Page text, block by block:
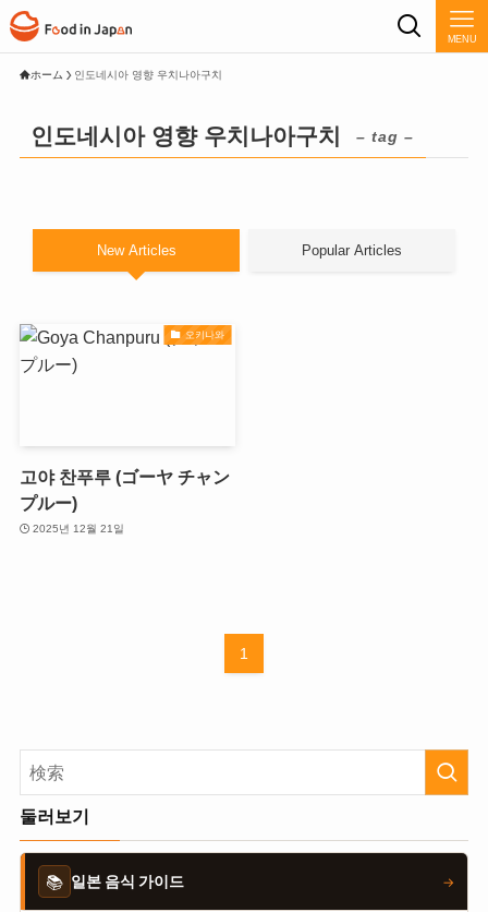
MENU
ホーム 인도네시아 영향 우치나아구치
인도네시아 영향 우치나아구치 – tag –
New Articles Popular Articles
오키나와
고야 찬푸루 (ゴーヤ チャン
プルー)
2025년 12월 21일
1
둘러보기
📚 일본 음식 가이드 →